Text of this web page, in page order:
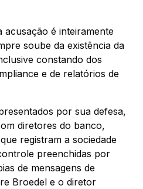
acusação é inteiramente
soube da existência da
constando dos
e de relatórios de
por sua defesa,
diretores do banco,
registram a sociedade
preenchidas por
de mensagens de
Broedel e o diretor